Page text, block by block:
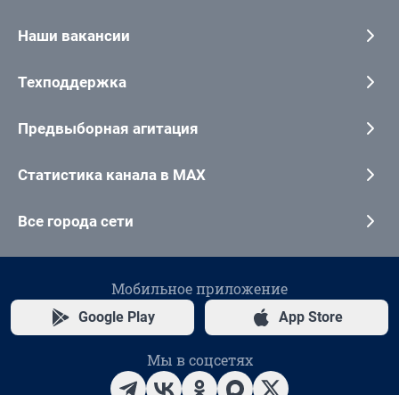
Наши вакансии
Техподдержка
Предвыборная агитация
Статистика канала в MAX
Все города сети
Мобильное приложение
Google Play App Store
Мы в соцсетях